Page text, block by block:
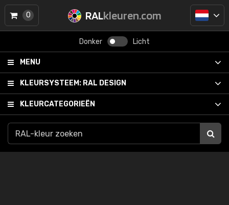
RALkleuren.com
Donker Licht
MENU
KLEURSYSTEEM: RAL DESIGN
KLEURCATEGORIEËN
0